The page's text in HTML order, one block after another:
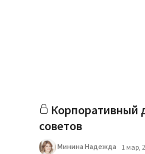
Корпоративный
советов
Минина Надежда 1 мар,